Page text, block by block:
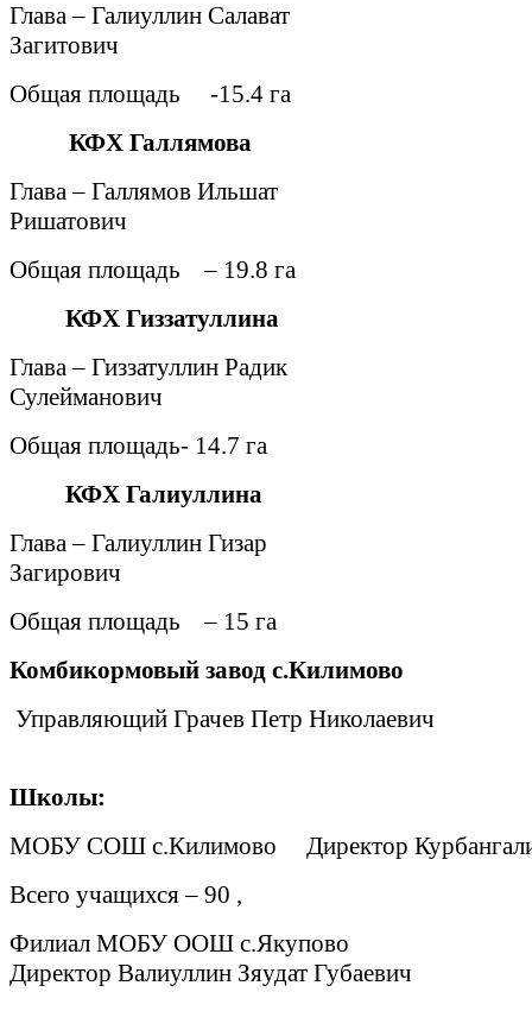
Глава – Галиуллин Салават
Загитович
Общая площадь
-15.4 га
КФХ Галлямова
Глава – Галлямов Ильшат
Ришатович
Общая площадь
– 19.8 га
КФХ Гиззатуллина
Глава – Гиззатуллин Радик
Сулейманович
Общая площадь- 14.7 га
КФХ Галиуллина
Глава – Галиуллин Гизар
Загирович
Общая площадь
– 15 га
Комбикормовый завод с.Килимово
Управляющий Грачев Петр Николаевич
Школы:
МОБУ СОШ с.Килимово
Директор
Всего учащихся – 90 ,
Филиал МОБУ ООШ с.Якупово
Директор Валиуллин Зяудат Губаевич